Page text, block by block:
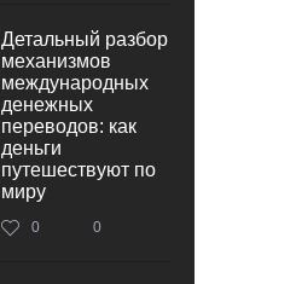
Детальный разбор
механизмов
международных
денежных
переводов: как
деньги
путешествуют по
миру
0 0